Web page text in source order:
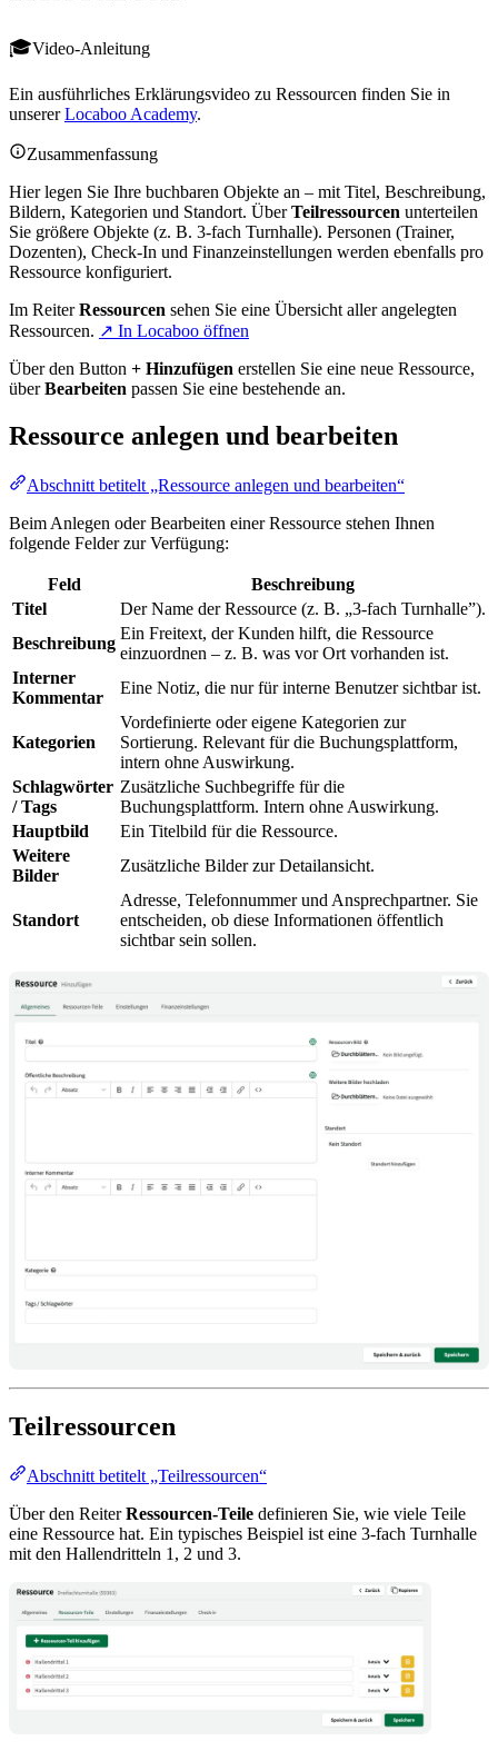
Video-Anleitung
Ein ausführliches Erklärungsvideo zu Ressourcen finden Sie in
unsererLocaboo Academy.
Zusammenfassung
Hier legen Sie Ihre buchbaren Objekte an – mit Titel, Beschreibung,
Bildern, Kategorien und Standort. ÜberTeilressourcen unterteilen
Sie größere Objekte (z. B. 3-fach Turnhalle). Personen (Trainer,
Dozenten), Check-In und Finanzeinstellungen werden ebenfalls pro
Ressource konfiguriert.
Im ReiterRessourcen sehen Sie eine Übersicht aller angelegten
Ressourcen. ↗ In Locaboo öffnen
Über den Button + Hinzufügen erstellen Sie eine neue Ressource,
überBearbeiten passen Sie eine bestehende an.
Ressource anlegen und bearbeiten
Abschnitt betitelt „Ressource anlegen und bearbeiten“
Beim Anlegen oder Bearbeiten einer Ressource stehen Ihnen
folgende Felder zur Verfügung:
Feld
Beschreibung
Titel
Der Name der Ressource (z. B. „3-fach Turnhalle”).
Beschreibung
Ein Freitext, der Kunden hilft, die Ressource
einzuordnen – z. B. was vor Ort vorhanden ist.
Interner
Kommentar
Eine Notiz, die nur für interne Benutzer sichtbar ist.
Kategorien
Vordefinierte oder eigene Kategorien zur
Sortierung. Relevant für die Buchungsplattform,
intern ohne Auswirkung.
Schlagwörter
/ Tags
Zusätzliche Suchbegriffe für die
Buchungsplattform. Intern ohne Auswirkung.
Hauptbild
Ein Titelbild für die Ressource.
Weitere
Bilder
Zusätzliche Bilder zur Detailansicht.
Standort
Adresse, Telefonnummer und Ansprechpartner. Sie
entscheiden, ob diese Informationen öffentlich
sichtbar sein sollen.
Teilressourcen
Abschnitt betitelt „Teilressourcen“
Über den ReiterRessourcen-Teile definieren Sie, wie viele Teile
eine Ressource hat. Ein typisches Beispiel ist eine 3-fach Turnhalle
mit den Hallendritteln 1, 2 und 3.